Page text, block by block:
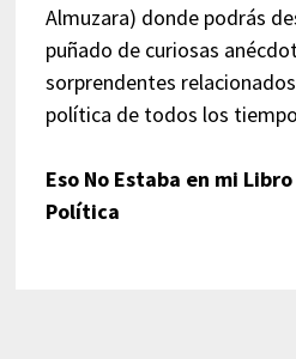
Almuzara) donde podrás
puñado de curiosas
sorprendentes
política de todos los
Eso No Estaba en mi
Política